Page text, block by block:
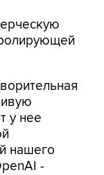
у нее
нашего
-